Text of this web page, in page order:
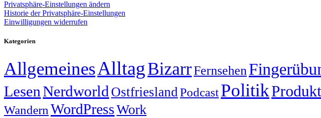
Privatsphäre-Einstellungen ändern
Historie der Privatsphäre-Einstellungen
Einwilligungen widerrufen
Kategorien
AllgemeinesAlltagBizarrFernsehen
Lesen Nerdworld Ostfriesland PodcastPolitik
Wandern WordPressWork